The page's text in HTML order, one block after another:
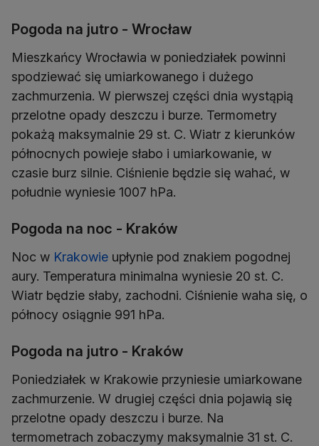
Pogoda na jutro - Wrocław
Mieszkańcy Wrocławia w poniedziałek powinni
spodziewać się umiarkowanego i dużego
zachmurzenia. W pierwszej części dnia wystąpią
przelotne opady deszczu i burze. Termometry
pokażą maksymalnie 29 st. C. Wiatr z kierunków
północnych powieje słabo i umiarkowanie, w
czasie burz silnie. Ciśnienie będzie się wahać, w
Pogoda na noc - Kraków
Noc w Krakowie upłynie pod znakiem pogodnej
aury. Temperatura minimalna wyniesie 20 st. C.
Wiatr będzie słaby, zachodni. Ciśnienie waha się, o
Pogoda na jutro - Kraków
Poniedziałek w Krakowie przyniesie umiarkowane
zachmurzenie. W drugiej części dnia pojawią się
przelotne opady deszczu i burze. Na
termometrach zobaczymy maksymalnie 31 st. C.